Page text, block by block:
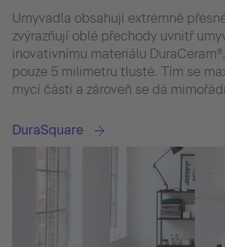
Umyvadla obsahují extrémně
zvýrazňují oblé přechody uvnitř
inovativnímu materiálu
pouze 5 milimetru tlusté. Tím se
mycí části a zároveň se dá
DuraSquare